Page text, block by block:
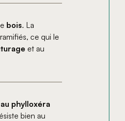
bois. La
ce qui le
et au
phylloxéra
bien au